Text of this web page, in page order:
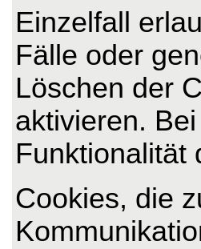
Einzelfall
Fälle oder
Löschen der
aktivieren.
Funktionalität
Cookies, die